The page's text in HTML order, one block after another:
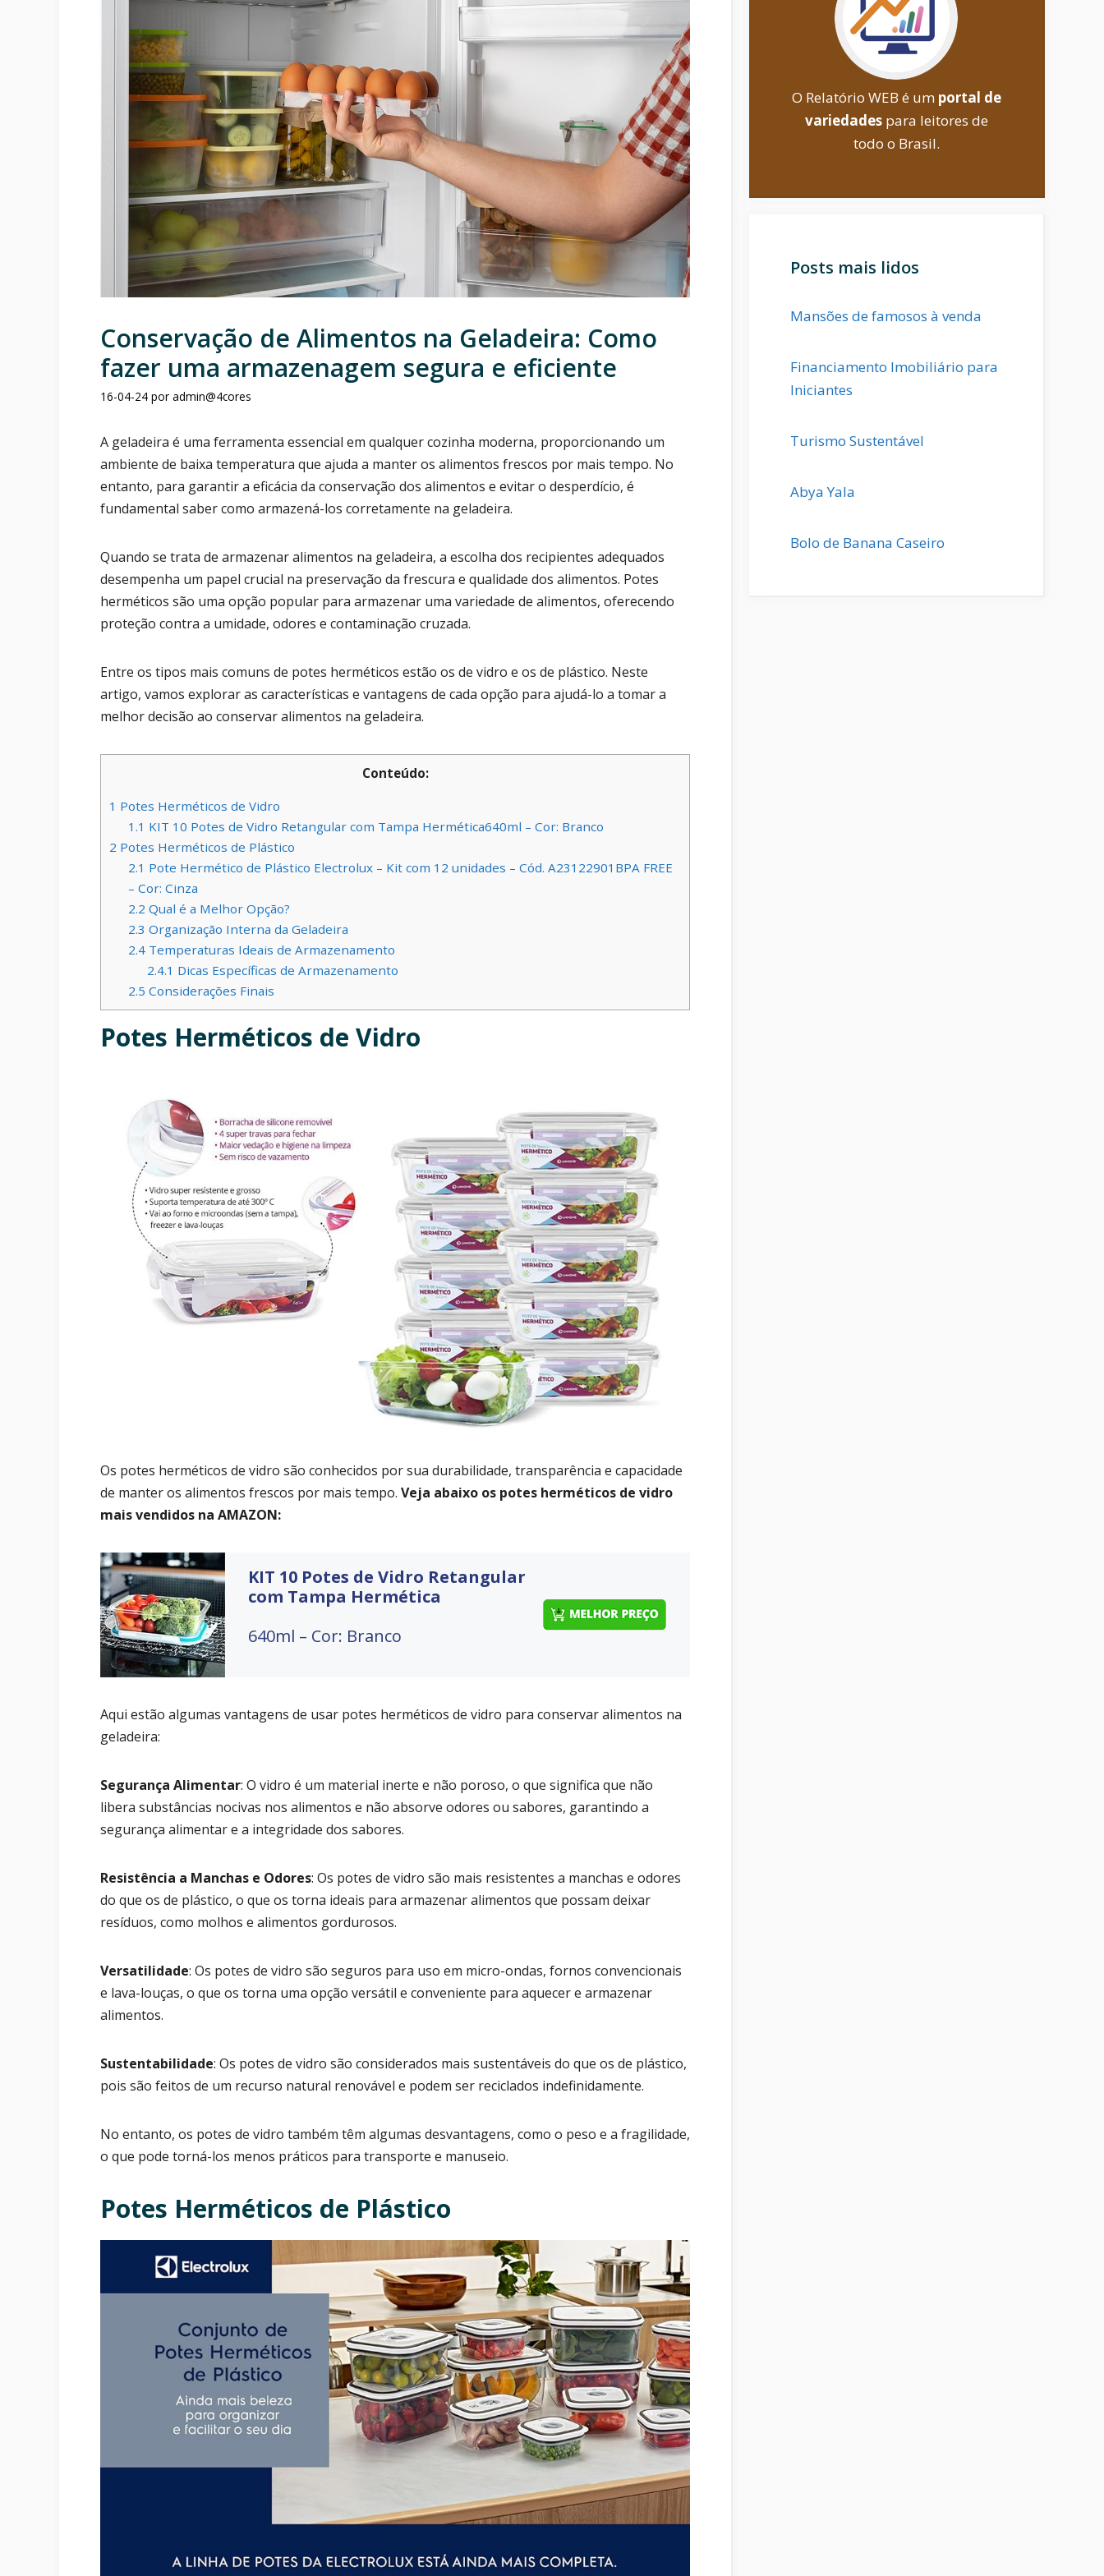
Conservação de Alimentos na Geladeira: Como
fazer uma armazenagem segura e eficiente
16-04-24 por admin@4cores
A geladeira é uma ferramenta essencial em qualquer cozinha moderna, proporcionando um
ambiente de baixa temperatura que ajuda a manter os alimentos frescos por mais tempo. No
entanto, para garantir a eficácia da conservação dos alimentos e evitar o desperdício, é
fundamental saber como armazená-los corretamente na geladeira.
Quando se trata de armazenar alimentos na geladeira, a escolha dos recipientes adequados
desempenha um papel crucial na preservação da frescura e qualidade dos alimentos. Potes
herméticos são uma opção popular para armazenar uma variedade de alimentos, oferecendo
proteção contra a umidade, odores e contaminação cruzada.
Entre os tipos mais comuns de potes herméticos estão os de vidro e os de plástico. Neste
artigo, vamos explorar as características e vantagens de cada opção para ajudá-lo a tomar a
melhor decisão ao conservar alimentos na geladeira.
Conteúdo:
1 Potes Herméticos de Vidro
1.1 KIT 10 Potes de Vidro Retangular com Tampa Hermética640ml – Cor: Branco
2 Potes Herméticos de Plástico
2.1 Pote Hermético de Plástico Electrolux – Kit com 12 unidades – Cód. A23122901BPA FREE
– Cor: Cinza
2.2 Qual é a Melhor Opção?
2.3 Organização Interna da Geladeira
2.4Temperaturas Ideais de Armazenamento
2.4.1 Dicas Específicas de Armazenamento
2.5 Considerações Finais
Potes Herméticos de Vidro
Os potes herméticos de vidro são conhecidos por sua durabilidade, transparência e capacidade
de manter os alimentos frescos por mais tempo. Veja abaixo os potes herméticos de vidro
mais vendidos na AMAZON:
KIT 10 Potes de Vidro Retangular
com Tampa Hermética
640ml – Cor: Branco
Aqui estão algumas vantagens de usar potes herméticos de vidro para conservar alimentos na
geladeira:
Segurança Alimentar: O vidro é um material inerte e não poroso, o que significa que não
libera substâncias nocivas nos alimentos e não absorve odores ou sabores, garantindo a
segurança alimentar e a integridade dos sabores.
Resistência a Manchas e Odores: Os potes de vidro são mais resistentes a manchas e odores
do que os de plástico, o que os torna ideais para armazenar alimentos que possam deixar
resíduos, como molhos e alimentos gordurosos.
Versatilidade: Os potes de vidro são seguros para uso em micro-ondas, fornos convencionais
e lava-louças, o que os torna uma opção versátil e conveniente para aquecer e armazenar
alimentos.
Sustentabilidade: Os potes de vidro são considerados mais sustentáveis do que os de plástico,
pois são feitos de um recurso natural renovável e podem ser reciclados indefinidamente.
No entanto, os potes de vidro também têm algumas desvantagens, como o peso e a fragilidade,
o que pode torná-los menos práticos para transporte e manuseio.
Potes Herméticos de Plástico
O Relatório WEB é um portal de
variedadespara leitores de
todo o Brasil.
Posts mais lidos
Mansões de famosos à venda
Financiamento Imobiliário para
Iniciantes
Turismo Sustentável
Abya Yala
Bolo de Banana Caseiro